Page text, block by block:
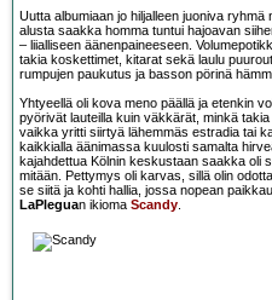
Uutta albumiaan jo hiljalleen juoniva
alusta saakka homma tuntui hajoavan
– liialliseen äänenpaineeseen.
takia koskettimet, kitarat sekä laulu
rumpujen paukutus ja basson pörinä
Yhtyeellä oli kova meno päällä ja etenkin
pyörivät lauteilla kuin väkkärät, minkä
vaikka yritti siirtyä lähemmäs estradia tai
kaikkialla äänimassa kuulosti samalta
kajahdettua Kölnin keskustaan saakka oli
mitään. Pettymys oli karvas, sillä olin
se siitä ja kohti hallia, jossa nopean
LaPleguan ikioma Scandy.